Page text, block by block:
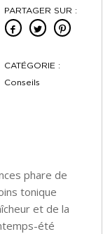
PARTAGER SUR :
CATÉGORIE :
Conseils
phare de
tonique
et de la
été